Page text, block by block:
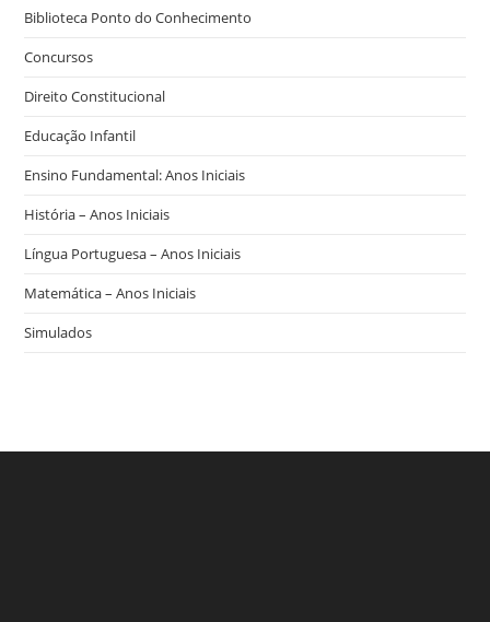
Biblioteca Ponto do Conhecimento
Concursos
Direito Constitucional
Educação Infantil
Ensino Fundamental: Anos Iniciais
História – Anos Iniciais
Língua Portuguesa – Anos Iniciais
Matemática – Anos Iniciais
Simulados